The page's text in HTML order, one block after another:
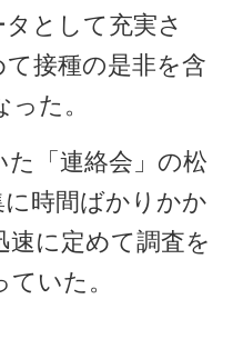
として充実さ
接種の是非を含
た。
「連絡会」の松
時間ばかりかか
速に定めて調査を
いた。